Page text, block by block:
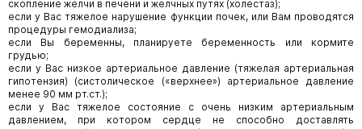
скопление желчи в печени и желчных путях (холестаз);
если у Вас тяжелое нарушение функции почек, или Вам проводятся
процедуры гемодиализа;
если Вы беременны, планируете беременность или кормите
грудью;
если у Вас низкое артериальное давление (тяжелая артериальная
гипотензия) (систолическое («верхнее») артериальное давление
менее 90 мм рт.ст.);
если у Вас тяжелое состояние с очень низким артериальным
давлением, при котором сердце не способно доставлять